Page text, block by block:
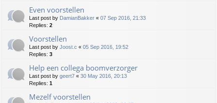
Even voorstellen
Last post by DamianBakker « 07 Sep 2016, 21:33
Replies: 2
Voorstellen
Last post by Joost.c « 05 Sep 2016, 19:52
Replies: 3
Help een collega boomverzorger
Last post by geert7 « 30 May 2016, 20:13
Replies: 1
Mezelf voorstellen